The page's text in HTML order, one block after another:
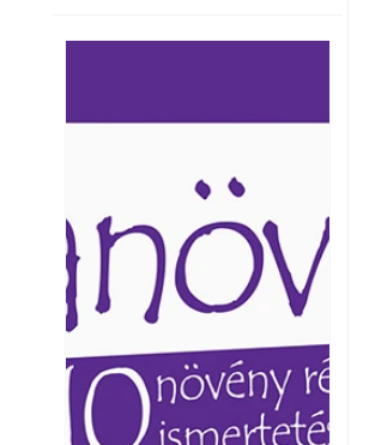
elérhetők lapszámaink. Bárhol,